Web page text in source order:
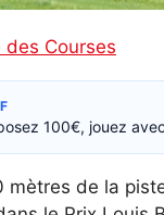
100€, jouez
mètres de la